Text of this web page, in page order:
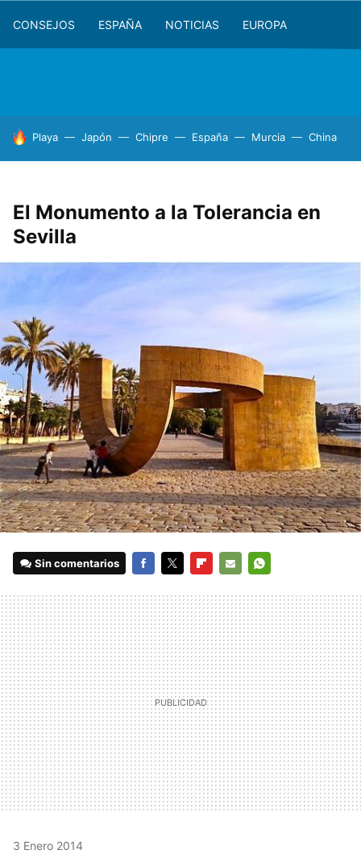
CONSEJOS ESPAÑA NOTICIAS EUROPA
HOY SE HABLA DE
Playa Japón Chipre España Murcia China
El Monumento a la Tolerancia en
Sevilla
Sin comentarios
MAIL
3 Enero 2014